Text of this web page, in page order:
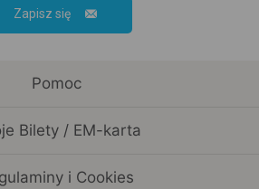
Zapisz się
Pomoc
Bilety / EM-karta
i Cookies